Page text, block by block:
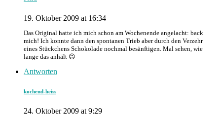
19. Oktober 2009 at 16:34
Das Original hatte ich mich schon am Wochenende angelacht: back
mich! Ich konnte dann den spontanen Trieb aber durch den Verzehr
eines Stückchens Schokolade nochmal besänftigen. Mal sehen, wie
lange das anhält 😉
Antworten
kochend-heiss
24. Oktober 2009 at 9:29